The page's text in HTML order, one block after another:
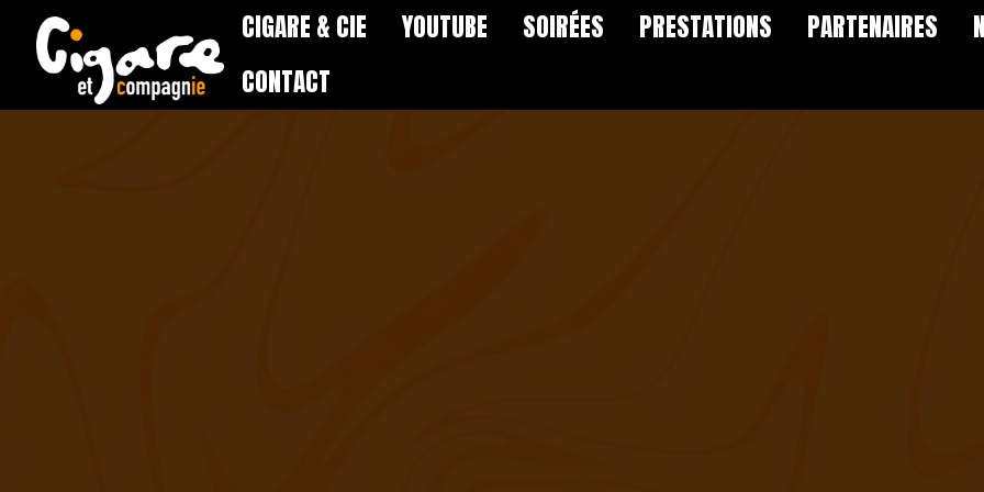
CIGARE & CIE YOUTUBE SOIRÉES PRESTATIONS PARTENAIRES
CONTACT